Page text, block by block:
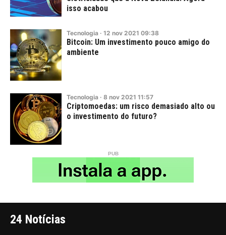
isso acabou
Tecnologia · 12 nov 2021 09:38
Bitcoin: Um investimento pouco amigo do
ambiente
Tecnologia · 8 nov 2021 11:57
Criptomoedas: um risco demasiado alto ou
o investimento do futuro?
24 Notícias